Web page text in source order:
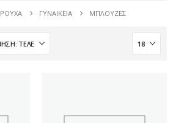
ΡΟΎΧΑ ΓΥΝΑΙΚΕΊΑ ΜΠΛΟΎΖΕΣ